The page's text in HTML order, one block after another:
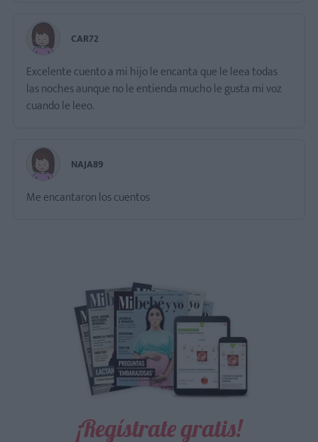
CAR72
Excelente cuento a mi hijo le encanta que le leea todas
las noches aunque no le entienda mucho le gusta mi voz
cuando le leeo.
NAJA89
Me encantaron los cuentos
¡Regístrate gratis!